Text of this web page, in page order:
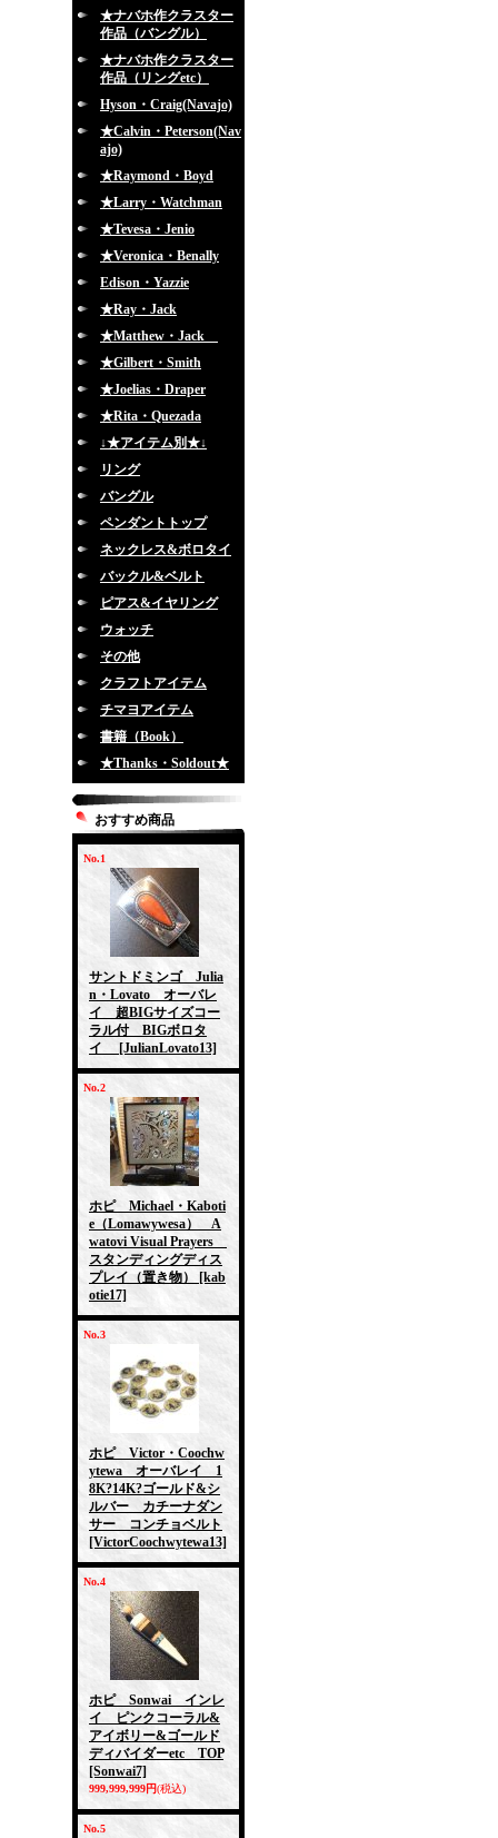
★ナバホ作クラスター
作品（バングル）
★ナバホ作クラスター
作品（リングetc）
Hyson・Craig(Navajo)
★Calvin・Peterson(Nav
ajo)
★Raymond・Boyd
★Larry・Watchman
★Tevesa・Jenio
★Veronica・Benally
Edison・Yazzie
★Ray・Jack
★Matthew・Jack
★Gilbert・Smith
★Joelias・Draper
★Rita・Quezada
↓★アイテム別★↓
リング
バングル
ペンダントトップ
ネックレス&ボロタイ
バックル&ベルト
ピアス&イヤリング
ウォッチ
その他
クラフトアイテム
チマヨアイテム
書籍（Book）
★Thanks・Soldout★
おすすめ商品
No.1
サントドミンゴ Julia
n・Lovato オーバレ
イ 超BIGサイズコー
ラル付 BIGボロタ
イ
[JulianLovato13]
No.2
ホピ Michael・Kaboti
e（Lomawywesa） A
watovi Visual Prayers
スタンディングディス
プレイ（置き物）
[kab
otie17]
No.3
ホピ Victor・Coochw
ytewa オーバレイ 1
8K?14K?ゴールド&シ
ルバー カチーナダン
サー コンチョベルト
[VictorCoochwytewa13]
No.4
ホピ Sonwai インレ
イ ピンクコーラル&
アイボリー&ゴールド
ディバイダーetc TOP
[Sonwai7]
999,999,999円(税込)
No.5